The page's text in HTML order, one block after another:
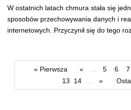
W ostatnich latach chmura stała się
sposobów przechowywania danych i
internetowych. Przyczynił się do tego
« Pierwsza « 5 6 7
13
14 »